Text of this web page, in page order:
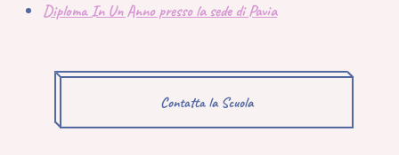
Diploma In Un Anno presso la sede di Pavia
Contatta la Scuola